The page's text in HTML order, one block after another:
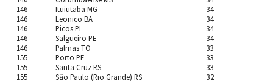
146
146
146
146
146
155
155
155
Ituiutaba MG
Leonico BA
Picos PI
Salgueiro PE
Palmas TO
Porto PE
Santa Cruz RS
São Paulo (Rio Grande) RS
34
34
34
34
33
33
33
32